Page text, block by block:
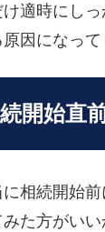
適時にし
因になって
開始直
に相続開始
た方がいい